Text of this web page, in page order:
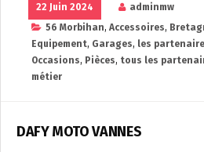
22 Juin 2024
adminmw
56 Morbihan, Accessoires,
Equipement, Garages, les
Occasions, Pièces, tous les
métier
DAFY MOTO VANNES